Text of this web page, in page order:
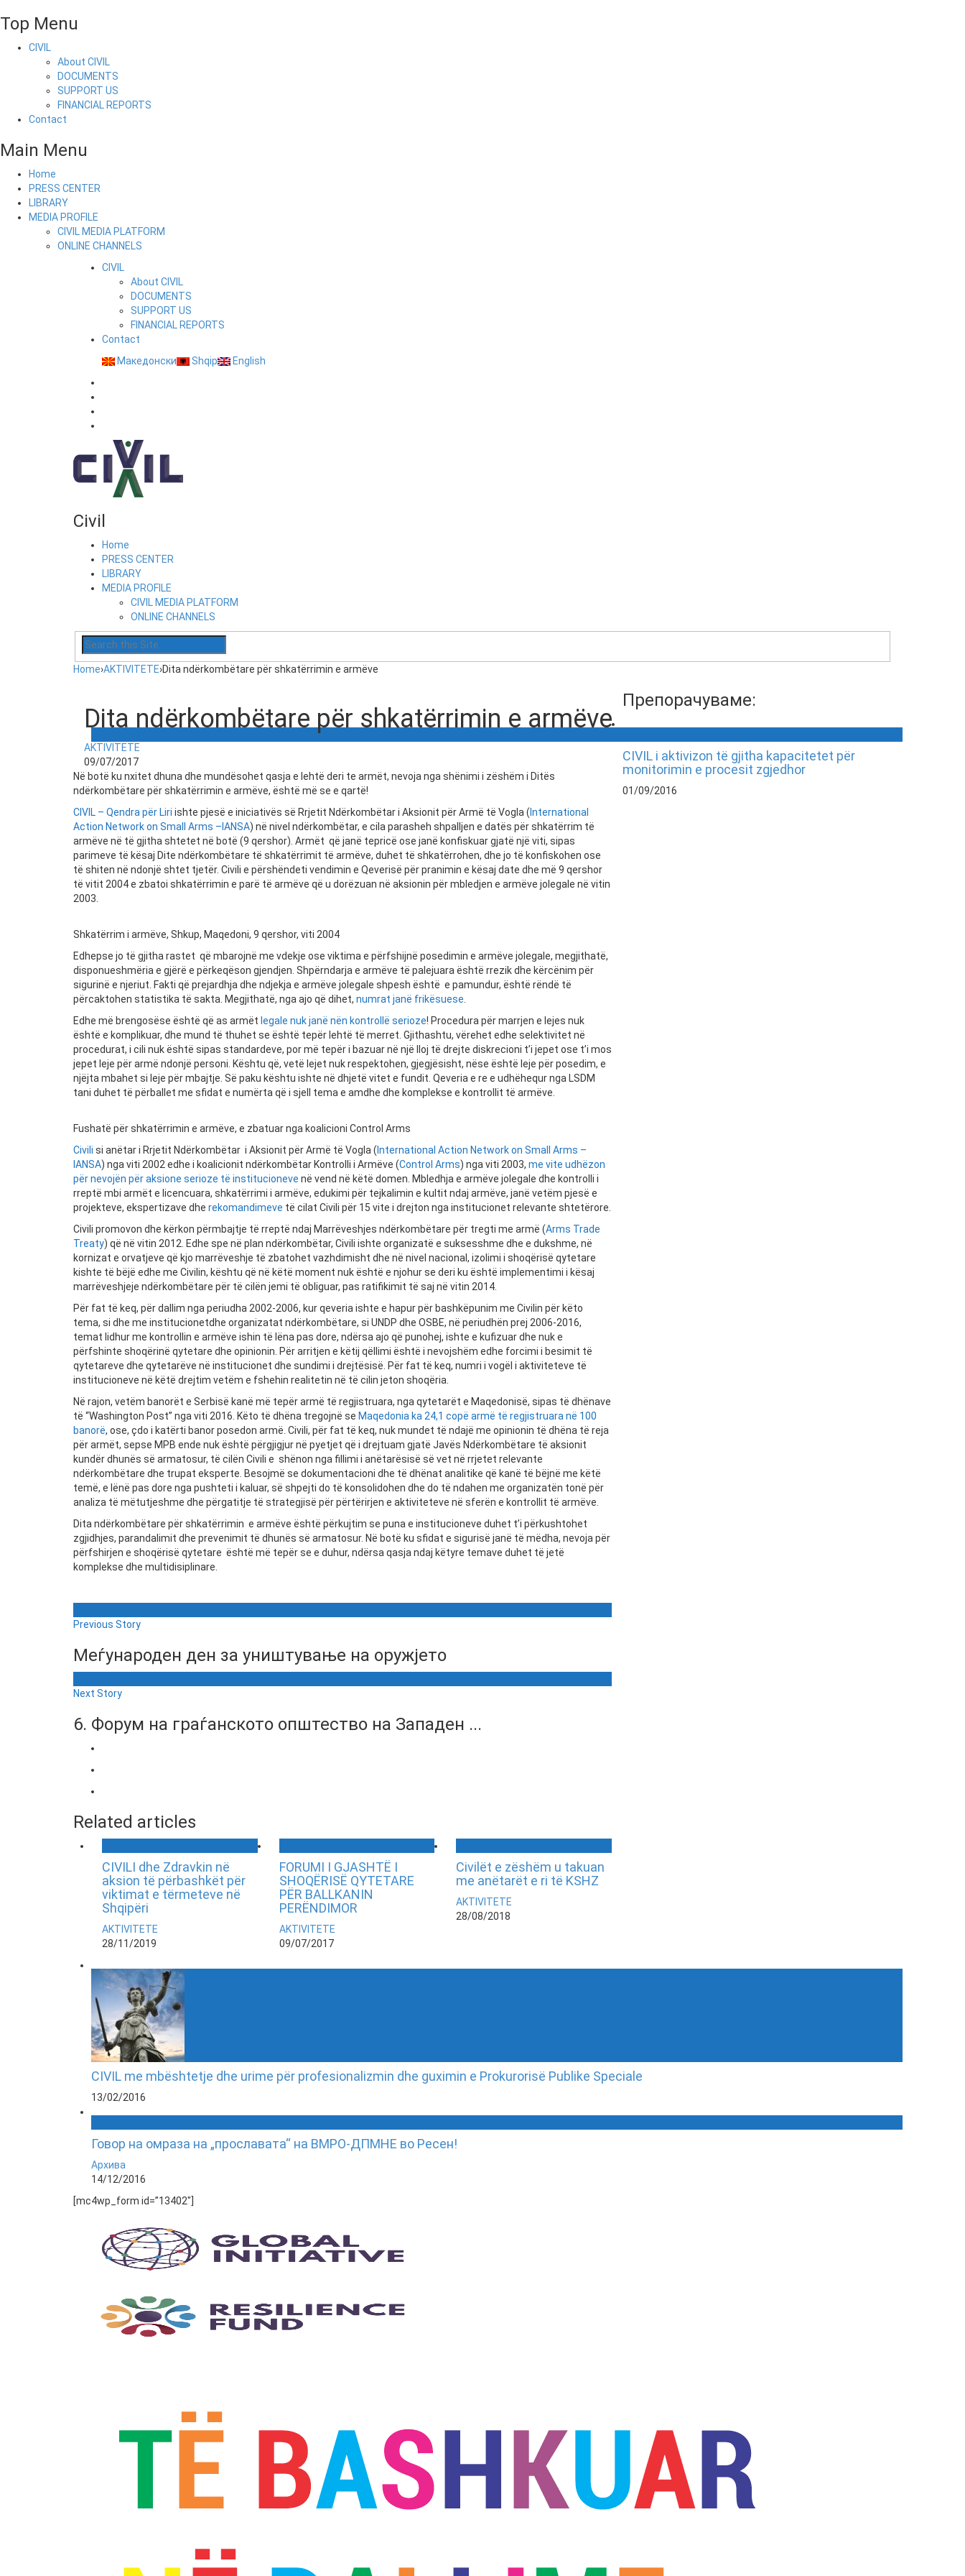
Top Menu
CIVIL
About CIVIL
DOCUMENTS
SUPPORT US
FINANCIAL REPORTS
Contact
Main Menu
Home
PRESS CENTER
LIBRARY
MEDIA PROFILE
CIVIL MEDIA PLATFORM
ONLINE CHANNELS
CIVIL
About CIVIL
DOCUMENTS
SUPPORT US
FINANCIAL REPORTS
Contact
Македонски
Shqip English
Civil
Home
PRESS CENTER
LIBRARY
MEDIA PROFILE
CIVIL MEDIA PLATFORM
ONLINE CHANNELS
Home›AKTIVITETE›Dita ndërkombëtare për shkatërrimin e armëve
Dita ndërkombëtare për shkatërrimin e armëve
AKTIVITETE
09/07/2017
Në botë ku nxitet dhuna dhe mundësohet qasja e lehtë deri te armët, nevoja nga shënimi i zëshëm i Ditës
ndërkombëtare për shkatërrimin e armëve, është më se e qartë!
CIVIL – Qendra për Liri ishte pjesë e iniciativës së Rrjetit Ndërkombëtar i Aksionit për Armë të Vogla ( International
Action Network on Small Arms –IANSA) në nivel ndërkombëtar, e cila parasheh shpalljen e datës për shkatërrim të
armëve në të gjitha shtetet në botë (9 qershor). Armët që janë tepricë ose janë konfiskuar gjatë një viti, sipas
parimeve të kësaj Dite ndërkombëtare të shkatërrimit të armëve, duhet të shkatërrohen, dhe jo të konfiskohen ose
të shiten në ndonjë shtet tjetër. Civili e përshëndeti vendimin e Qeverisë për pranimin e kësaj date dhe më 9 qershor
të vitit 2004 e zbatoi shkatërrimin e parë të armëve që u dorëzuan në aksionin për mbledjen e armëve jolegale në vitin
2003.
Shkatërrim i armëve, Shkup, Maqedoni, 9 qershor, viti 2004
Edhepse jo të gjitha rastet që mbarojnë me vdekje ose viktima e përfshijnë posedimin e armëve jolegale, megjithatë,
disponueshmëria e gjërë e përkeqëson gjendjen. Shpërndarja e armëve të palejuara është rrezik dhe kërcënim për
sigurinë e njeriut. Fakti që prejardhja dhe ndjekja e armëve jolegale shpesh është e pamundur, është rëndë të
përcaktohen statistika të sakta. Megjithatë, nga ajo që dihet, numrat janë frikësuese.
Edhe më brengosëse është që as armët legale nuk janë nën kontrollë serioze! Procedura për marrjen e lejes nuk
është e komplikuar, dhe mund të thuhet se është tepër lehtë të merret. Gjithashtu, vërehet edhe selektivitet në
procedurat, i cili nuk është sipas standardeve, por më tepër i bazuar në një lloj të drejte diskrecioni t’i jepet ose t’i mos
jepet leje për armë ndonjë personi. Kështu që, vetë lejet nuk respektohen, gjegjësisht, nëse është leje për posedim, e
njëjta mbahet si leje për mbajtje. Së paku kështu ishte në dhjetë vitet e fundit. Qeveria e re e udhëhequr nga LSDM
tani duhet të përballet me sfidat e numërta që i sjell tema e amdhe dhe komplekse e kontrollit të armëve.
Fushatë për shkatërrimin e armëve, e zbatuar nga koalicioni Control Arms
Civili si anëtar i Rrjetit Ndërkombëtar i Aksionit për Armë të Vogla ( International Action Network on Small Arms –
IANSA) nga viti 2002 edhe i koalicionit ndërkombëtar Kontrolli i Armëve (Control Arms) nga viti 2003, me vite udhëzon
për nevojën për aksione serioze të institucioneve në vend në këtë domen. Mbledhja e armëve jolegale dhe kontrolli i
rreptë mbi armët e licencuara, shkatërrimi i armëve, edukimi për tejkalimin e kultit ndaj armëve, janë vetëm pjesë e
projekteve, ekspertizave dhe rekomandimeve të cilat Civili për 15 vite i drejton nga institucionet relevante shtetërore.
Civili promovon dhe kërkon përmbajtje të rreptë ndaj Marrëveshjes ndërkombëtare për tregti me armë (Arms Trade
Treaty) që në vitin 2012. Edhe spe në plan ndërkombëtar, Civili ishte organizatë e suksesshme dhe e dukshme, në
kornizat e orvatjeve që kjo marrëveshje të zbatohet vazhdimisht dhe në nivel nacional, izolimi i shoqërisë qytetare
kishte të bëjë edhe me Civilin, kështu që në këtë moment nuk është e njohur se deri ku është implementimi i kësaj
marrëveshjeje ndërkombëtare për të cilën jemi të obliguar, pas ratifikimit të saj në vitin 2014.
Për fat të keq, për dallim nga periudha 2002-2006, kur qeveria ishte e hapur për bashkëpunim me Civilin për këto
tema, si dhe me institucionetdhe organizatat ndërkombëtare, si UNDP dhe OSBE, në periudhën prej 2006-2016,
temat lidhur me kontrollin e armëve ishin të lëna pas dore, ndërsa ajo që punohej, ishte e kufizuar dhe nuk e
përfshinte shoqërinë qytetare dhe opinionin. Për arritjen e këtij qëllimi është i nevojshëm edhe forcimi i besimit të
qytetareve dhe qytetarëve në institucionet dhe sundimi i drejtësisë. Për fat të keq, numri i vogël i aktiviteteve të
institucioneve në këtë drejtim vetëm e fshehin realitetin në të cilin jeton shoqëria.
Në rajon, vetëm banorët e Serbisë kanë më tepër armë të regjistruara, nga qytetarët e Maqedonisë, sipas të dhënave
të “Washington Post” nga viti 2016. Këto të dhëna tregojnë se Maqedonia ka 24,1 copë armë të regjistruara në 100
banorë, ose, çdo i katërti banor posedon armë. Civili, për fat të keq, nuk mundet të ndajë me opinionin të dhëna të reja
për armët, sepse MPB ende nuk është përgjigjur në pyetjet që i drejtuam gjatë Javës Ndërkombëtare të aksionit
kundër dhunës së armatosur, të cilën Civili e shënon nga fillimi i anëtarësisë së vet në rrjetet relevante
ndërkombëtare dhe trupat eksperte. Besojmë se dokumentacioni dhe të dhënat analitike që kanë të bëjnë me këtë
temë, e lënë pas dore nga pushteti i kaluar, së shpejti do të konsolidohen dhe do të ndahen me organizatën tonë për
analiza të mëtutjeshme dhe përgatitje të strategjisë për përtërirjen e aktiviteteve në sferën e kontrollit të armëve.
Dita ndërkombëtare për shkatërrimin e armëve është përkujtim se puna e institucioneve duhet t’i përkushtohet
zgjidhjes, parandalimit dhe prevenimit të dhunës së armatosur. Në botë ku sfidat e sigurisë janë të mëdha, nevoja për
përfshirjen e shoqërisë qytetare është më tepër se e duhur, ndërsa qasja ndaj këtyre temave duhet të jetë
komplekse dhe multidisiplinare.
Previous Story
Меѓународен ден за уништување на оружјето
Next Story
6. Форум на граѓанското општество на Западен ...
Related articles
CIVILI dhe Zdravkin në
aksion të përbashkët për
viktimat e tërmeteve në
Shqipëri
AKTIVITETE
28/11/2019
FORUMI I GJASHTË I
SHOQËRISË QYTETARE
PËR BALLKANIN
PERËNDIMOR
AKTIVITETE
09/07/2017
Civilët e zëshëm u takuan
me anëtarët e ri të KSHZ
AKTIVITETE
28/08/2018
Препорачуваме:
CIVIL i aktivizon të gjitha kapacitetet për
monitorimin e procesit zgjedhor
01/09/2016
CIVIL me mbështetje dhe urime për profesionalizmin dhe guximin e Prokurorisë Publike Speciale
13/02/2016
Говор на омраза на „прославата“ на ВМРО-ДПМНЕ во Ресен!
Архива
14/12/2016
[mc4wp_form id=”13402″]